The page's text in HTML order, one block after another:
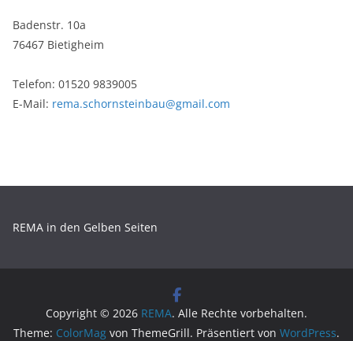
Badenstr. 10a
76467 Bietigheim
Telefon: 01520 9839005
E-Mail: rema.schornsteinbau@gmail.com
REMA in den Gelben Seiten
Copyright © 2026 REMA. Alle Rechte vorbehalten.
Theme: ColorMag von ThemeGrill. Präsentiert von WordPress.